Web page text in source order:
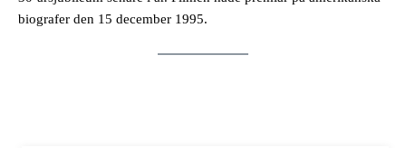
biografer den 15 december 1995.